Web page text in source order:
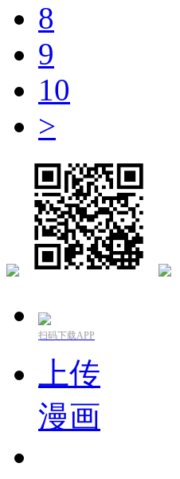
8
9
10
>
扫码下载APP
上传
漫画